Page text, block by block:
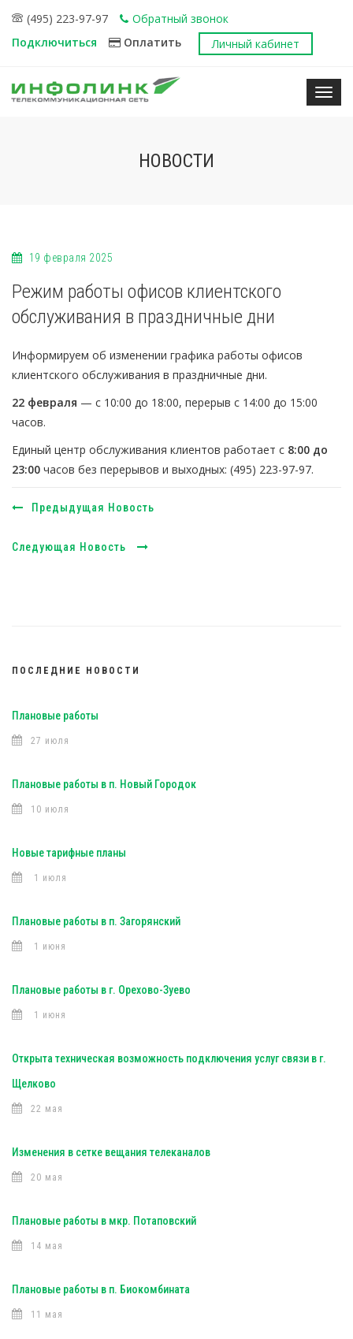
(495) 223-97-97
Обратный звонок
Подключиться
Оплатить Личный кабинет
НОВОСТИ
19 февраля 2025
Режим работы офисов клиентского
обслуживания в праздничные дни
Информируем об изменении графика работы офисов
клиентского обслуживания в праздничные дни.
22 февраля — с 10:00 до 18:00, перерыв с 14:00 до 15:00
часов.
Единый центр обслуживания клиентов работает с 8:00 до
23:00 часов без перерывов и выходных: (495) 223-97-97.
Предыдущая Новость
Следующая Новость
ПОСЛЕДНИЕ НОВОСТИ
Плановые работы
27 июля
Плановые работы в п. Новый Городок
10 июля
Новые тарифные планы
1 июля
Плановые работы в п. Загорянский
1 июня
Плановые работы в г. Орехово-Зуево
1 июня
Открыта техническая возможность подключения услуг связи в г.
Щелково
22 мая
Изменения в сетке вещания телеканалов
20 мая
Плановые работы в мкр. Потаповский
14 мая
Плановые работы в п. Биокомбината
11 мая